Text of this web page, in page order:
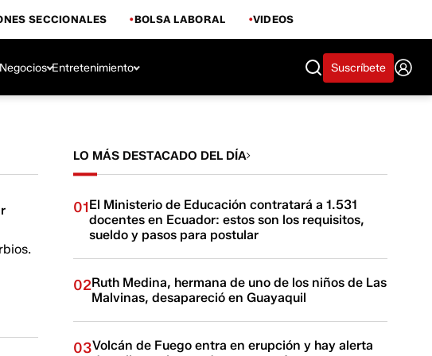
SECCIONALES BOLSA LABORAL VIDEOS
Entretenimiento Suscríbete
LO MÁS DESTACADO DEL DÍA
01El Ministerio de Educación contratará a 1.531
docentes en Ecuador: estos son los requisitos,
sueldo y pasos para postular
02Ruth Medina, hermana de uno de los niños de Las
Malvinas, desapareció en Guayaquil
03Volcán de Fuego entra en erupción y hay alerta